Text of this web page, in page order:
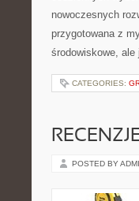
nowoczesnych
przygotowana z
środowiskowe,
CATEGORIES:
POSTED BY